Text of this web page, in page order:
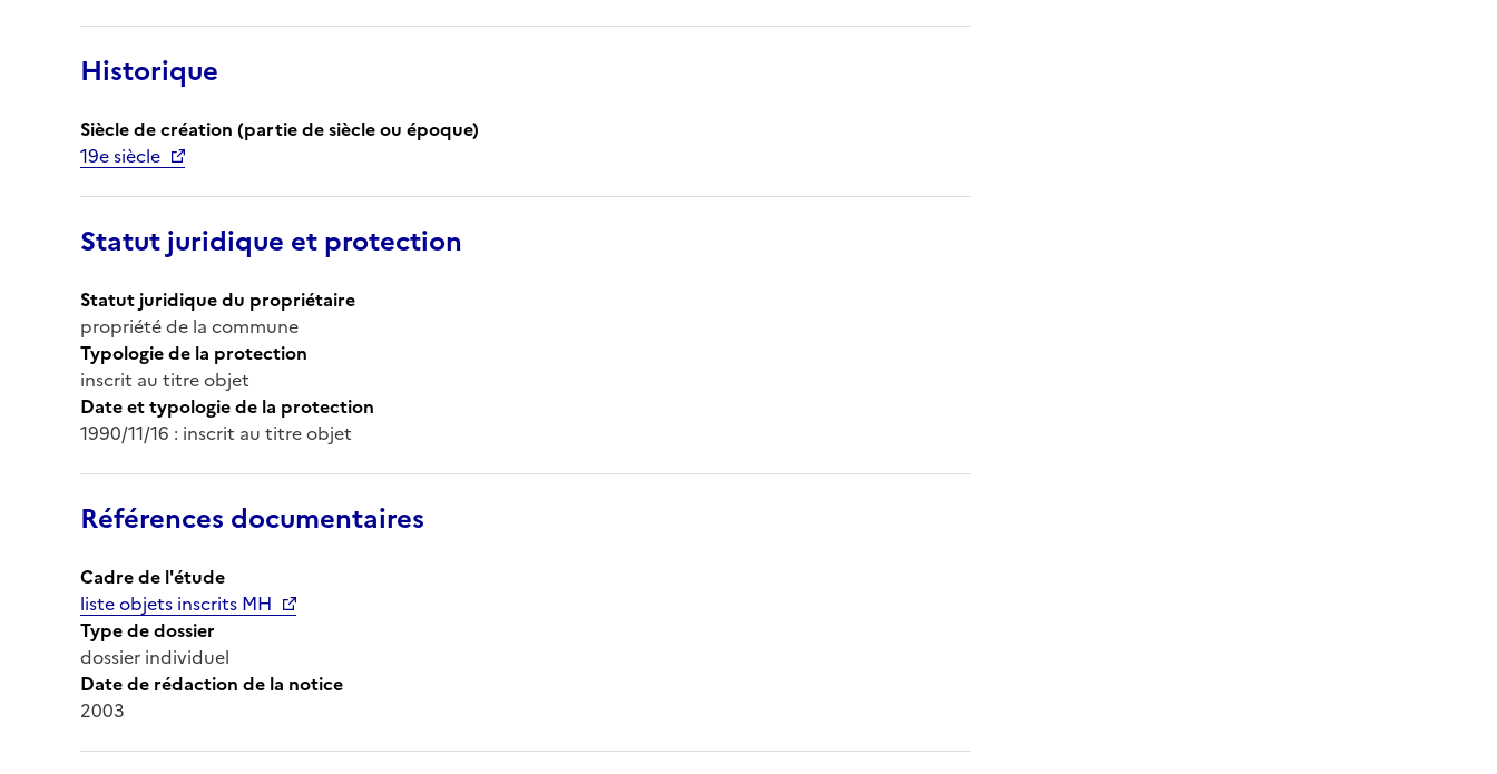
Historique
Siècle de création (partie de siècle ou époque)
19e siècle
Statut juridique et protection
Statut juridique du propriétaire
propriété de la commune
Typologie de la protection
inscrit au titre objet
Date et typologie de la protection
1990/11/16 : inscrit au titre objet
Références documentaires
Cadre de l'étude
liste objets inscrits MH
Type de dossier
dossier individuel
Date de rédaction de la notice
2003